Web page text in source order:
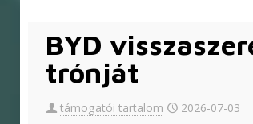
BYD
trónját
támogatói tartalom 2026-07-03